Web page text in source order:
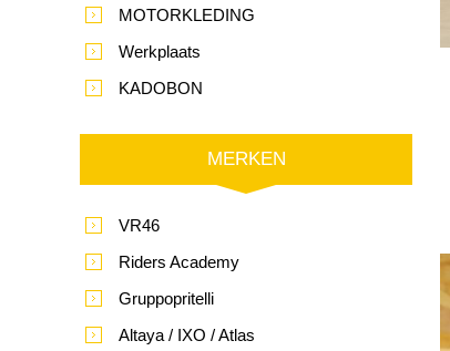
MOTORKLEDING
Werkplaats
KADOBON
MERKEN
VR46
Riders Academy
Gruppopritelli
Altaya / IXO / Atlas